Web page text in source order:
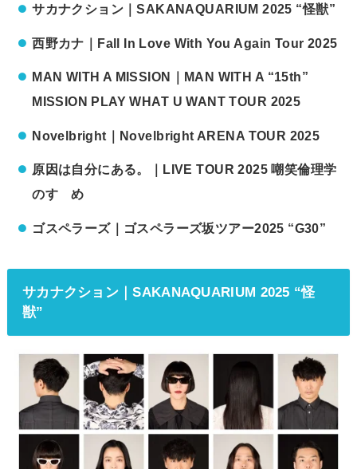
サカナクション｜SAKANAQUARIUM 2025 “怪獣”
西野カナ｜Fall In Love With You Again Tour 2025
MAN WITH A MISSION｜MAN WITH A “15th”
MISSION PLAY WHAT U WANT TOUR 2025
Novelbright｜Novelbright ARENA TOUR 2025
原因は自分にある。｜LIVE TOUR 2025 嘲笑倫理学
のすゝめ
ゴスペラーズ｜ゴスペラーズ坂ツアー2025 “G30”
サカナクション｜SAKANAQUARIUM 2025 “怪
獣”